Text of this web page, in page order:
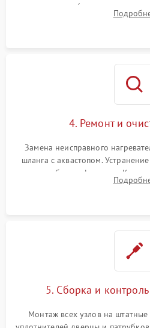
прессостата (датчика уровня
концевика дверцы и
4. Ремонт и
Замена неисправного
шланга с аквастопом.
патрубках и фильтрах.
управления, восстановление
5. Сборка и
Монтаж всех узлов на штатные